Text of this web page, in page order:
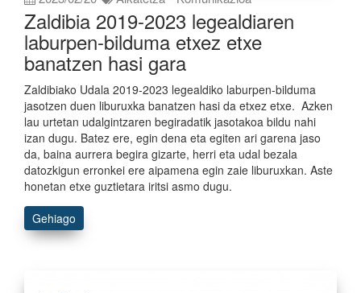
Zaldibia 2019-2023 legealdiaren
laburpen-bilduma etxez etxe
banatzen hasi gara
Zaldibiako Udala 2019-2023 legealdiko laburpen-bilduma
jasotzen duen liburuxka banatzen hasi da etxez etxe. Azken
lau urtetan udalgintzaren begiradatik jasotakoa bildu nahi
izan dugu. Batez ere, egin dena eta egiten ari garena jaso
da, baina aurrera begira gizarte, herri eta udal bezala
datozkigun erronkei ere aipamena egin zaie liburuxkan. Aste
honetan etxe guztietara iritsi asmo dugu.
Gehiago